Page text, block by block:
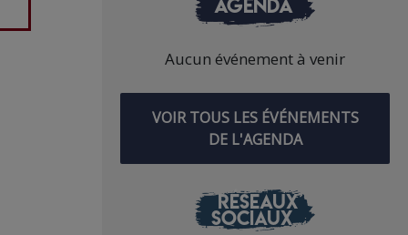
Aucun événement à venir
VOIR TOUS LES ÉVÉNEMENTS
DE L'AGENDA
RÉSEAUX
SOCIAUX